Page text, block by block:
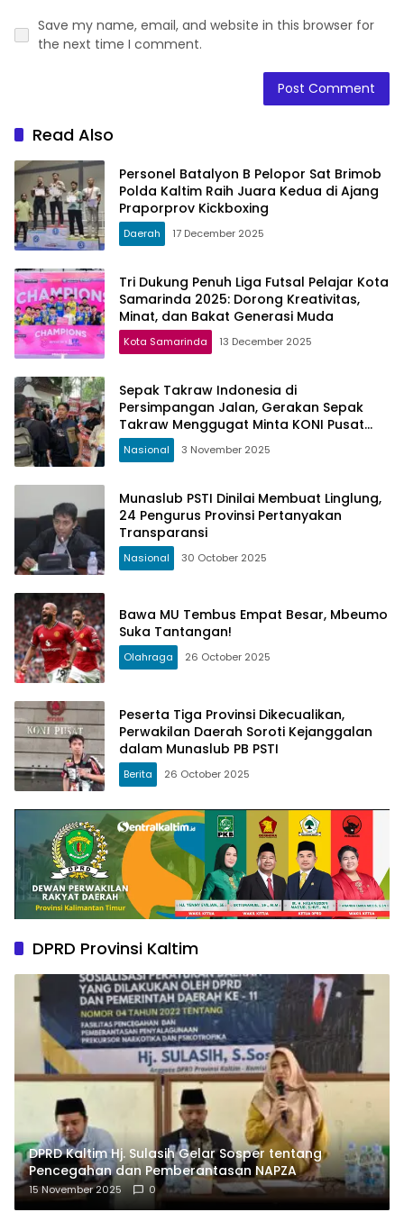
Save my name, email, and website in this browser for
the next time I comment.
Read Also
Personel Batalyon B Pelopor Sat Brimob
Polda Kaltim Raih Juara Kedua di Ajang
Praporprov Kickboxing
Daerah 17 December 2025
Tri Dukung Penuh Liga Futsal Pelajar Kota
Samarinda 2025: Dorong Kreativitas,
Minat, dan Bakat Generasi Muda
Kota Samarinda 13 December 2025
Sepak Takraw Indonesia di
Persimpangan Jalan, Gerakan Sepak
Takraw Menggugat Minta KONI Pusat
Bersikap Tegas
Nasional 3 November 2025
Munaslub PSTI Dinilai Membuat Linglung,
24 Pengurus Provinsi Pertanyakan
Transparansi
Nasional 30 October 2025
Bawa MU Tembus Empat Besar, Mbeumo
Suka Tantangan!
Olahraga 26 October 2025
Peserta Tiga Provinsi Dikecualikan,
Perwakilan Daerah Soroti Kejanggalan
dalam Munaslub PB PSTI
Berita 26 October 2025
DPRD Provinsi Kaltim
DPRD Kaltim Hj. Sulasih Gelar Sosper tentang
Pencegahan dan Pemberantasan NAPZA
15 November 2025 0